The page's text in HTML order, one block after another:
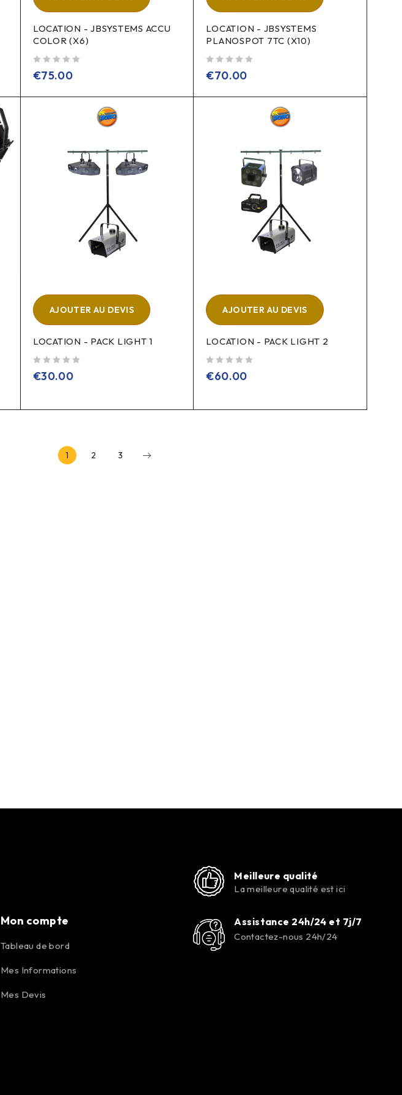
LOCATION - JBSYSTEMS ACCU
COLOR (X6)
€75.00
LOCATION - JBSYSTEMS
PLANOSPOT 7TC (X10)
€70.00
AJOUTER AU DEVIS
LOCATION - PACK LIGHT 1
€30.00
AJOUTER AU DEVIS
LOCATION - PACK LIGHT 2
€60.00
1 2 3
Mon compte
Tableau de bord
Mes Informations
Mes Devis
Meilleure qualité
La meilleure qualité est ici
Assistance 24h/24 et 7j/7
Contactez-nous 24h/24